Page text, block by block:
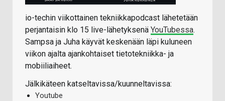
io-techin viikottainen tekniikkapodcast lähetetään
perjantaisin klo 15 live-lähetyksenä YouTubessa.
Sampsa ja Juha käyvät keskenään läpi kuluneen
viikon ajalta ajankohtaiset tietotekniikka- ja
mobiiliaiheet.
Jälkikäteen katseltavissa/kuunneltavissa:
Youtube